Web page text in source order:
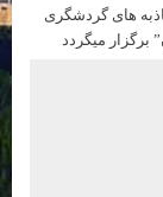
های گردشگری
برگزار میگردد